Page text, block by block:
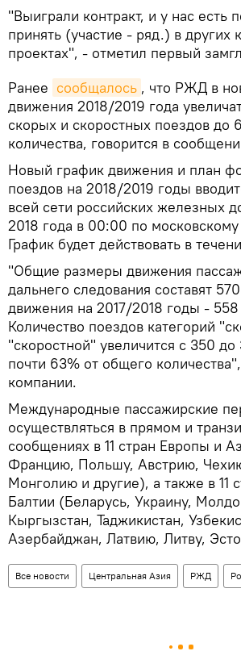
"Выиграли контракт, и у нас есть
принять (участие - ряд.) в других
проектах", - отметил первый
Ранее сообщалось , что РЖД в
движения 2018/2019 года
скорых и скоростных поездов до
количества, говорится в
Новый график движения и план
поездов на 2018/2019 годы
всей сети российских железных
2018 года в 00:00 по
График будет действовать в
"Общие размеры движения
дальнего следования составят
движения на 2017/2018 годы -
Количество поездов категорий
"cкоростной" увеличится с 350 до
почти 63% от общего
компании.
Международные пассажирские
осуществляться в прямом и
сообщениях в 11 стран Европы и
Францию, Польшу, Австрию,
Монголию и другие), а также в 11
Балтии (Беларусь, Украину,
Кыргызстан, Таджикистан,
Азербайджан, Латвию, Литву,
Все новости Центральная Азия РЖД